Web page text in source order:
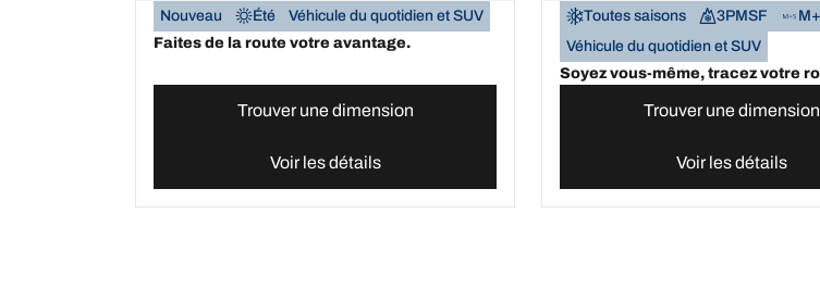
Nouveau Été
Véhicule du quotidien et SUV
Faites de la route votre avantage.
Trouver une dimension
Voir les détails
Toutes saisons 3PMSF
Véhicule du quotidien et SUV
Soyez vous-même, tracez votre
Trouver une dimension
Voir les détails